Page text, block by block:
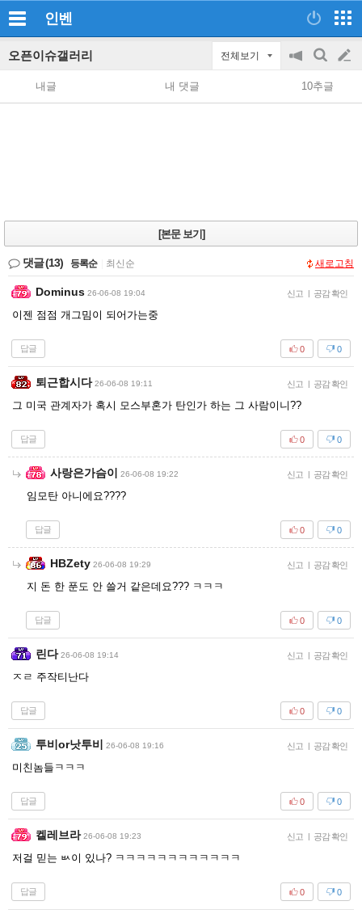
인벤
오픈이슈갤러리 전체보기
공
지
on/off
검
색
글
쓰
내글 내 댓글 10추글
[본문 보기]
댓글(13) 등록순 최신순 새로고침
Dominus 26-06-08 19:04 신고 | 공감 확인
이젠 점점 개그밈이 되어가는중
답글 0
0
퇴근합시다 26-06-08 19:11 신고 | 공감 확인
그 미국 관계자가 혹시 모스부혼가 탄인가 하는 그 사람이니??
답글 0
0
사랑은가슴이 26-06-08 19:22 신고 | 공감 확인
임모탄 아니에요????
답글 0
0
HBZety 26-06-08 19:29 신고 | 공감 확인
지 돈 한 푼도 안 쓸거 같은데요??? ㅋㅋㅋ
답글 0
0
린다 26-06-08 19:14 신고 | 공감 확인
ㅈㄹ 주작티난다
답글 0
0
투비or낫투비 26-06-08 19:16 신고 | 공감 확인
미친놈들ㅋㅋㅋ
답글 0
0
켈레브라 26-06-08 19:23 신고 | 공감 확인
저걸 믿는 ㅄ이 있나? ㅋㅋㅋㅋㅋㅋㅋㅋㅋㅋㅋㅋ
답글 0
0